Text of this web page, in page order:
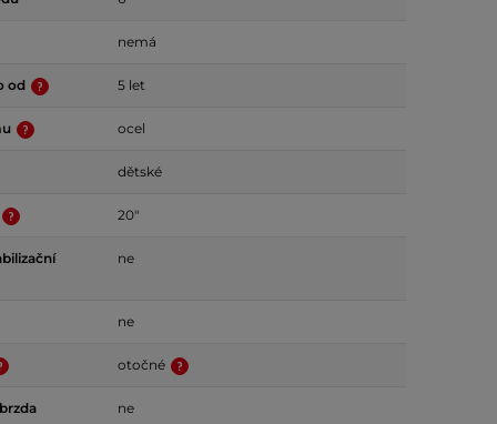
nemá
od 5 let
ocel
dětské
20"
ne
ne
otočné
ne